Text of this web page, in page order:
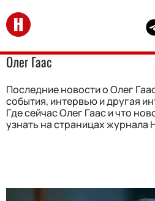
Перейти на главную
Олег Гаас
Последние новости о Олег
события, интервью и другая
Где сейчас Олег Гаас и что
узнать на страницах журнала